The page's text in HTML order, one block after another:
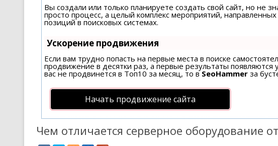
Вы создали или только планируете создать свой сайт, но не
просто процесс, а целый комплекс мероприятий,
позиций в поисковых системах.
Ускорение продвижения
Если вам трудно попасть на первые места в поиске
продвижение в десятки раз, а первые результаты
вас не продвинется в Топ10 за месяц, то вSeoHammer за
Начать продвижение сайта
Чем отличается серверное оборудование